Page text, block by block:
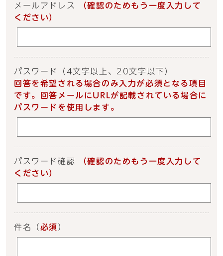
メールアドレス
（確認のためもう一度入力して
ください）
パスワード
（4文字以上、20文字以下）
回答を希望される場合のみ入力が必須となる項目
です。回答メールにURLが記載されている場合に
パスワードを使用します。
パスワード確認
（確認のためもう一度入力して
ください）
件名 （ 必須 ）